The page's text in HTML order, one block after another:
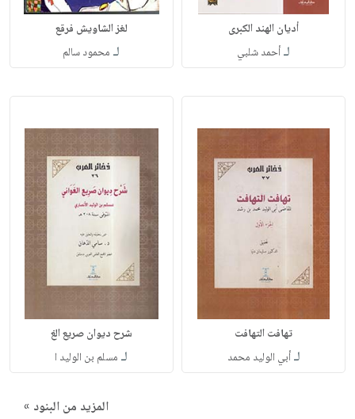
أديان الهند الكبرى
لـأحمد شلبي
لغز الشاويش فرقع
لـ محمود سالم
تهافت التهافت
لـأبي الوليد محمد
شرح ديوان صريع الغ
لـ مسلم بن الوليد ا
المزيد من البنود »